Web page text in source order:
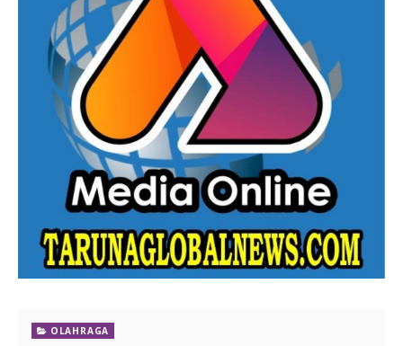
OLAHRAGA